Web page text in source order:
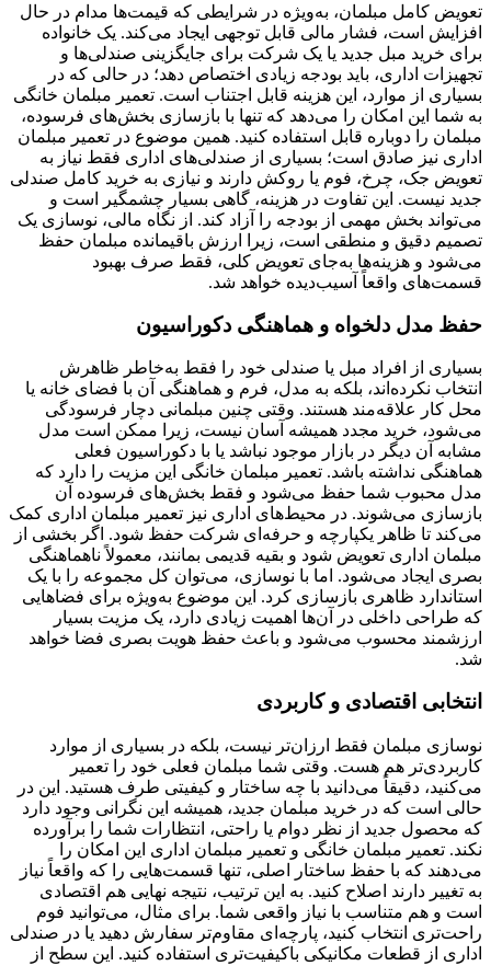
تعویض کامل مبلمان، به‌ویژه در شرایطی که قیمت‌ها مدام در حال
افزایش است، فشار مالی قابل توجهی ایجاد می‌کند. یک خانواده
برای خرید مبل جدید یا یک شرکت برای جایگزینی صندلی‌ها و
تجهیزات اداری، باید بودجه زیادی اختصاص دهد؛ در حالی که در
بسیاری از موارد، این هزینه قابل اجتناب است. تعمیر مبلمان خانگی
به شما این امکان را می‌دهد که تنها با بازسازی بخش‌های فرسوده،
مبلمان را دوباره قابل استفاده کنید. همین موضوع در تعمیر مبلمان
اداری نیز صادق است؛ بسیاری از صندلی‌های اداری فقط نیاز به
تعویض جک، چرخ، فوم یا روکش دارند و نیازی به خرید کامل صندلی
جدید نیست. این تفاوت در هزینه، گاهی بسیار چشمگیر است و
می‌تواند بخش مهمی از بودجه را آزاد کند. از نگاه مالی، نوسازی یک
تصمیم دقیق و منطقی است، زیرا ارزش باقیمانده مبلمان حفظ
می‌شود و هزینه‌ها به‌جای تعویض کلی، فقط صرف بهبود
قسمت‌های واقعاً آسیب‌دیده خواهد شد.
حفظ مدل دلخواه و هماهنگی دکوراسیون
بسیاری از افراد مبل یا صندلی خود را فقط به‌خاطر ظاهرش
انتخاب نکرده‌اند، بلکه به مدل، فرم و هماهنگی آن با فضای خانه یا
محل کار علاقه‌مند هستند. وقتی چنین مبلمانی دچار فرسودگی
می‌شود، خرید مجدد همیشه آسان نیست، زیرا ممکن است مدل
مشابه آن دیگر در بازار موجود نباشد یا با دکوراسیون فعلی
هماهنگی نداشته باشد. تعمیر مبلمان خانگی این مزیت را دارد که
مدل محبوب شما حفظ می‌شود و فقط بخش‌های فرسوده آن
بازسازی می‌شوند. در محیط‌های اداری نیز تعمیر مبلمان اداری کمک
می‌کند تا ظاهر یکپارچه و حرفه‌ای شرکت حفظ شود. اگر بخشی از
مبلمان اداری تعویض شود و بقیه قدیمی بمانند، معمولاً ناهماهنگی
بصری ایجاد می‌شود. اما با نوسازی، می‌توان کل مجموعه را با یک
استاندارد ظاهری بازسازی کرد. این موضوع به‌ویژه برای فضاهایی
که طراحی داخلی در آن‌ها اهمیت زیادی دارد، یک مزیت بسیار
ارزشمند محسوب می‌شود و باعث حفظ هویت بصری فضا خواهد
شد.
انتخابی اقتصادی و کاربردی
نوسازی مبلمان فقط ارزان‌تر نیست، بلکه در بسیاری از موارد
کاربردی‌تر هم هست. وقتی شما مبلمان فعلی خود را تعمیر
می‌کنید، دقیقاً می‌دانید با چه ساختار و کیفیتی طرف هستید. این در
حالی است که در خرید مبلمان جدید، همیشه این نگرانی وجود دارد
که محصول جدید از نظر دوام یا راحتی، انتظارات شما را برآورده
نکند. تعمیر مبلمان خانگی و تعمیر مبلمان اداری این امکان را
می‌دهند که با حفظ ساختار اصلی، تنها قسمت‌هایی را که واقعاً نیاز
به تغییر دارند اصلاح کنید. به این ترتیب، نتیجه نهایی هم اقتصادی
است و هم متناسب با نیاز واقعی شما. برای مثال، می‌توانید فوم
راحت‌تری انتخاب کنید، پارچه‌ای مقاوم‌تر سفارش دهید یا در صندلی
اداری از قطعات مکانیکی باکیفیت‌تری استفاده کنید. این سطح از